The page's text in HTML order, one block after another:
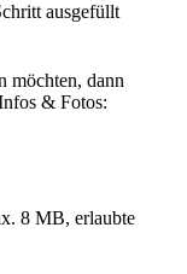
ausgefüllt
möchten, dann
& Fotos:
8 MB, erlaubte